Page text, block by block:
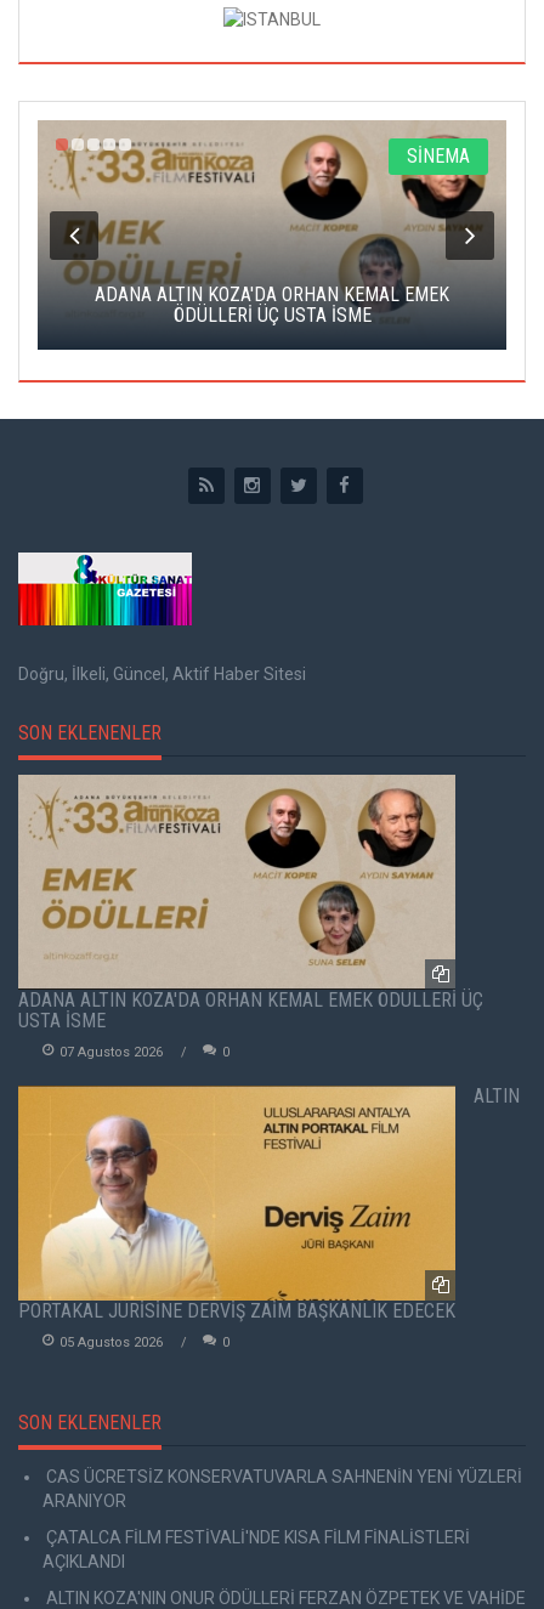
SİNEMA
ADANA ALTIN KOZA'DA ORHAN KEMAL EMEK
ÖDÜLLERİ ÜÇ USTA İSME
Doğru, İlkeli, Güncel, Aktif Haber Sitesi
SON EKLENENLER
ADANA ALTIN KOZA'DA ORHAN KEMAL EMEK ÖDÜLLERİ ÜÇ
USTA İSME
07 Agustos 2026 0
ALTIN
PORTAKAL JÜRİSİNE DERVİŞ ZAİM BAŞKANLIK EDECEK
05 Agustos 2026 0
SON EKLENENLER
CAS ÜCRETSİZ KONSERVATUVARLA SAHNENİN YENİ YÜZLERİ
ARANIYOR
ÇATALCA FİLM FESTİVALİ'NDE KISA FİLM FİNALİSTLERİ
AÇIKLANDI
ALTIN KOZA'NIN ONUR ÖDÜLLERİ FERZAN ÖZPETEK VE VAHİDE